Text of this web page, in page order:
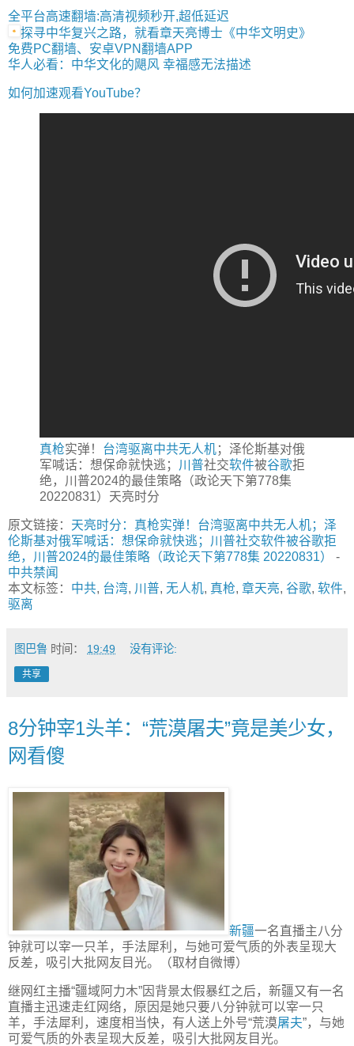
全平台高速翻墙:高清视频秒开,超低延迟
探寻中华复兴之路，就看章天亮博士《中华文明史》
免费PC翻墙、安卓VPN翻墙APP
华人必看：中华文化的飓风 幸福感无法描述
如何加速观看YouTube？
真枪实弹！ 台湾驱离中共无人机；泽伦斯基对俄
军喊话：想保命就快逃； 川普社交软件被谷歌拒
绝，川普2024的最佳策略（政论天下第778集
20220831）天亮时分
原文链接： 天亮时分：真枪实弹！台湾驱离中共无人机；泽
伦斯基对俄军喊话：想保命就快逃；川普社交软件被谷歌拒
绝，川普2024的最佳策略（政论天下第778集 20220831）
-
中共禁闻
本文标签： 中共, 台湾, 川普, 无人机, 真枪, 章天亮, 谷歌, 软件,
驱离
图巴鲁 时间： 19:49 没有评论:
共享
8分钟宰1头羊：“荒漠屠夫”竟是美少女，
网看傻
新疆一名直播主八分
钟就可以宰一只羊，手法犀利，与她可爱气质的外表呈现大
反差，吸引大批网友目光。（取材自微博）
继网红主播“疆域阿力木”因背景太假暴红之后，新疆又有一名
直播主迅速走红网络，原因是她只要八分钟就可以宰一只
羊，手法犀利，速度相当快，有人送上外号“荒漠屠夫”，与她
可爱气质的外表呈现大反差，吸引大批网友目光。